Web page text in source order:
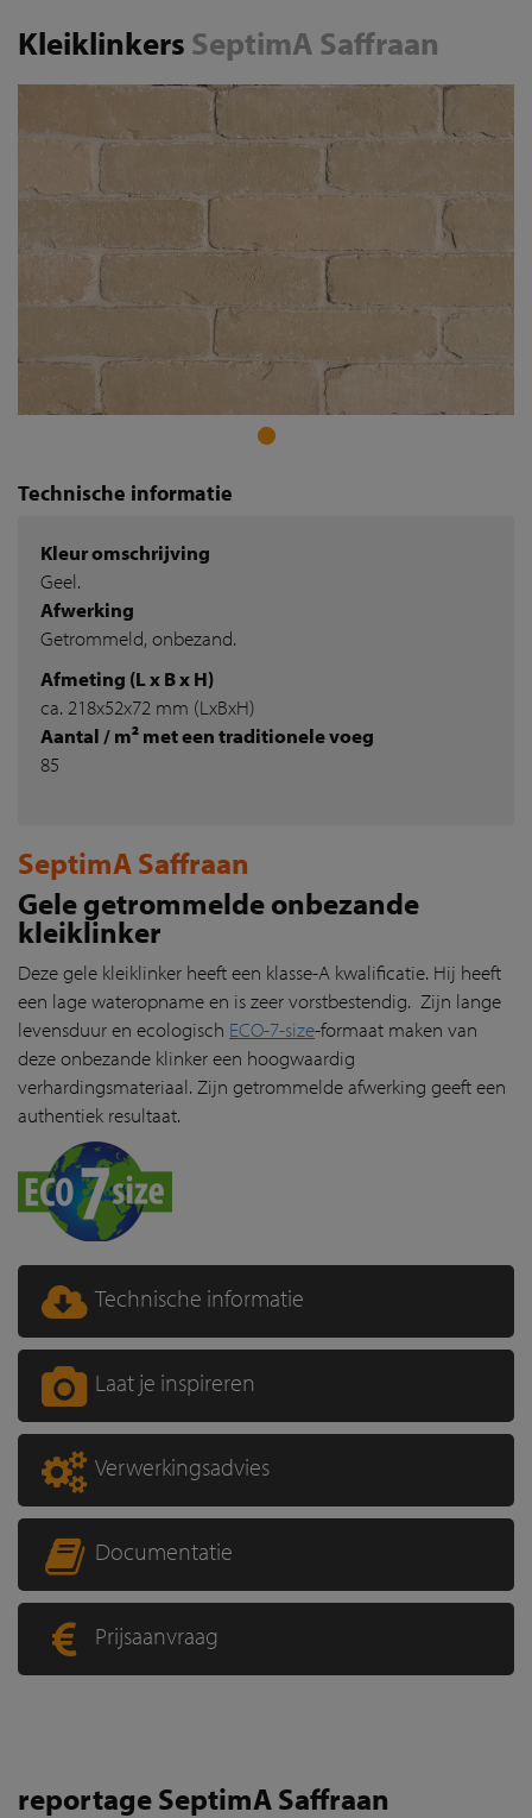
Kleiklinkers SeptimA Saffraan
Technische informatie
Kleur omschrijving
Geel.
Afwerking
Getrommeld, onbezand.
Afmeting (L x B x H)
ca. 218x52x72 mm (LxBxH)
Aantal / m² met een traditionele voeg
85
SeptimA Saffraan
Gele getrommelde onbezande
kleiklinker
Deze gele kleiklinker heeft een klasse-A kwalificatie. Hij heeft
een lage wateropname en is zeer vorstbestendig. Zijn lange
levensduur en ecologisch ECO-7-size-formaat maken van
deze onbezande klinker een hoogwaardig
verhardingsmateriaal. Zijn getrommelde afwerking geeft een
authentiek resultaat.
Technische informatie
Laat je inspireren
Verwerkingsadvies
Documentatie
Prijsaanvraag
reportage SeptimA Saffraan